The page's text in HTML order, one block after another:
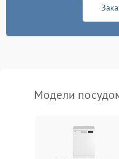
Модели